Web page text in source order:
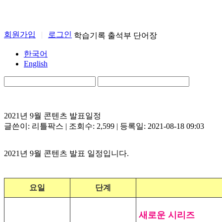
회원가입 | 로그인 학습기록 출석부 단어장
한국어
English
2021년 9월 콘텐츠 발표일정
글쓴이: 리틀팍스 | 조회수: 2,599 | 등록일: 2021-08-18 09:03
2021년 9월 콘텐츠 발표 일정입니다.
요일 단계
새로운 시리즈